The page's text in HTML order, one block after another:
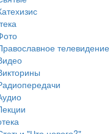
телевидение